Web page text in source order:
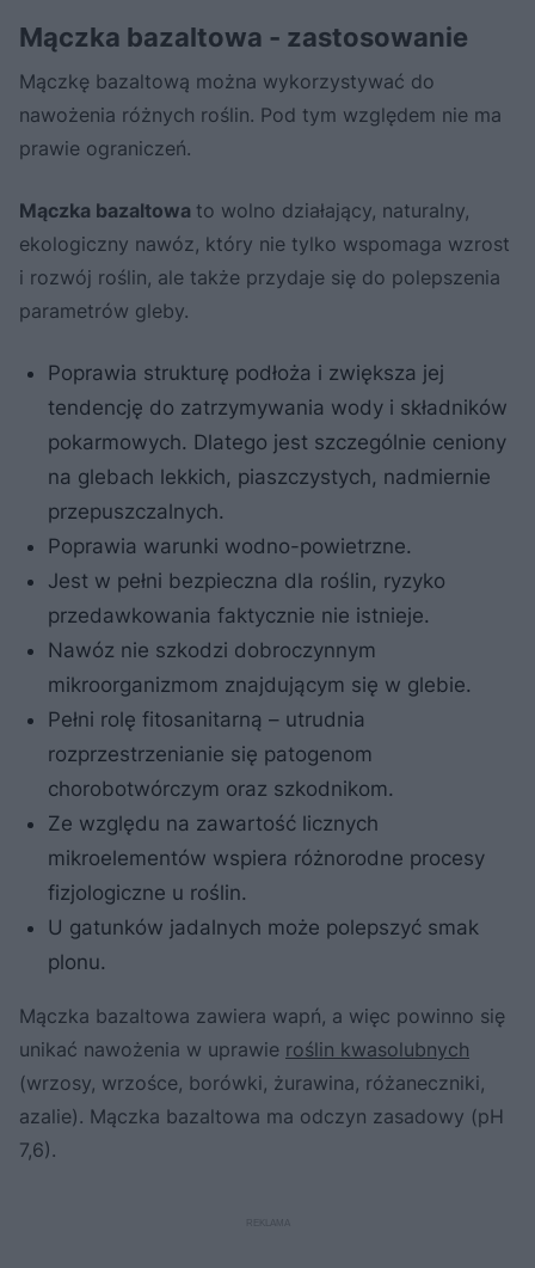
Mączka bazaltowa - zastosowanie
Mączkę bazaltową można wykorzystywać do
nawożenia różnych roślin. Pod tym względem nie ma
prawie ograniczeń.
Mączka bazaltowa to wolno działający, naturalny,
ekologiczny nawóz, który nie tylko wspomaga wzrost
i rozwój roślin, ale także przydaje się do polepszenia
parametrów gleby.
Poprawia strukturę podłoża i zwiększa jej
tendencję do zatrzymywania wody i składników
pokarmowych. Dlatego jest szczególnie ceniony
na glebach lekkich, piaszczystych, nadmiernie
przepuszczalnych.
Poprawia warunki wodno-powietrzne.
Jest w pełni bezpieczna dla roślin, ryzyko
przedawkowania faktycznie nie istnieje.
Nawóz nie szkodzi dobroczynnym
mikroorganizmom znajdującym się w glebie.
Pełni rolę fitosanitarną – utrudnia
rozprzestrzenianie się patogenom
chorobotwórczym oraz szkodnikom.
Ze względu na zawartość licznych
mikroelementów wspiera różnorodne procesy
fizjologiczne u roślin.
U gatunków jadalnych może polepszyć smak
plonu.
Mączka bazaltowa zawiera wapń, a więc powinno się
unikać nawożenia w uprawie roślin kwasolubnych
(wrzosy, wrzośce, borówki, żurawina, różaneczniki,
azalie). Mączka bazaltowa ma odczyn zasadowy (pH
7,6).